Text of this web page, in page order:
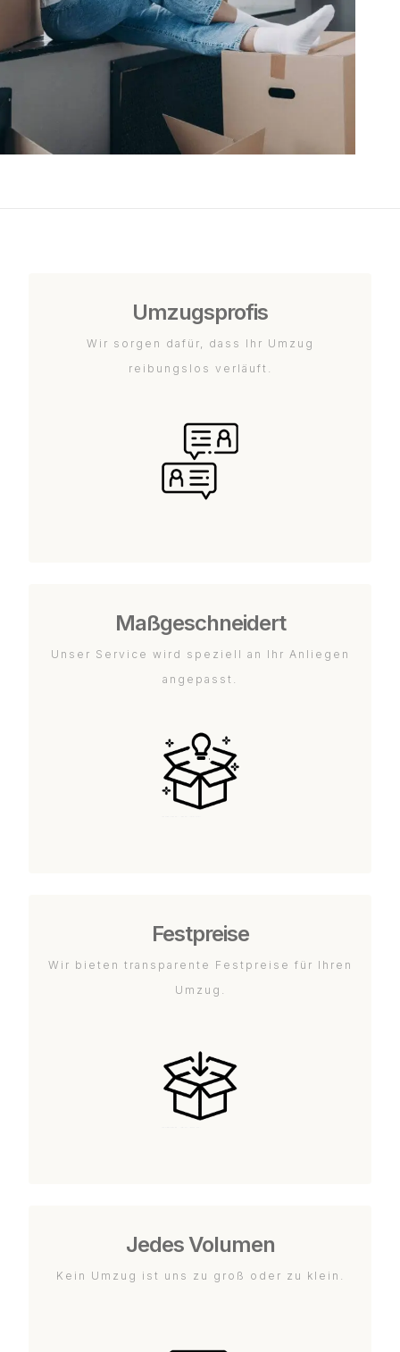
Umzugsprofis
Wir sorgen dafür, dass Ihr Umzug
reibungslos verläuft.
Maßgeschneidert
Unser Service wird speziell an Ihr Anliegen
angepasst.
Festpreise
Wir bieten transparente Festpreise für Ihren
Umzug.
Jedes Volumen
Kein Umzug ist uns zu groß oder zu klein.